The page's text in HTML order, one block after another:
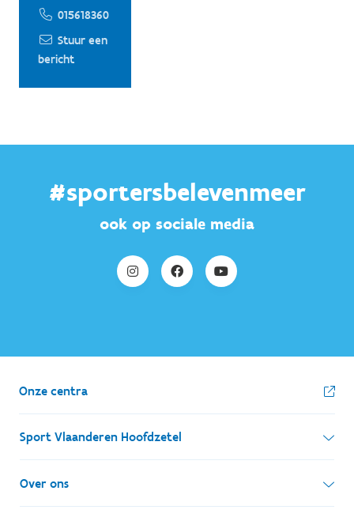
015618360
Stuur een
bericht
#sportersbelevenmeer
ook op sociale media
Onze centra
Sport Vlaanderen Hoofdzetel
Simon Bolivarlaan 17
1000 Brussel
Over ons